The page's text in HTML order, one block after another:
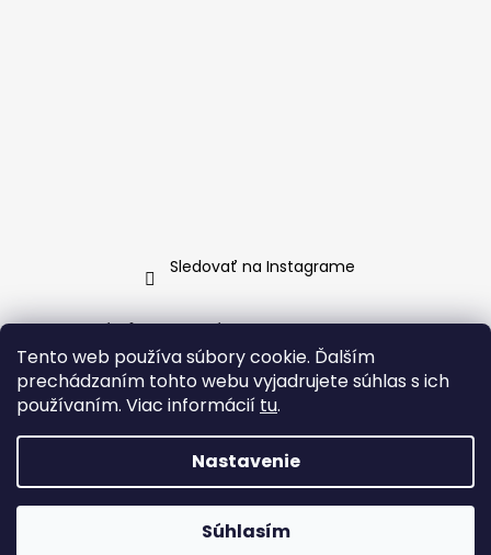
Tento web používa súbory cookie. Ďalším
prechádzaním tohto webu vyjadrujete súhlas s ich
používaním. Viac informácií tu.
Nastavenie
Súhlasím
Sledovať na Instagrame
Informácie pre vás
Ako nakupovať
Obchodné podmienky
Vytvoril Shoptet
BellaDonna. Všetky práva vyhradené.